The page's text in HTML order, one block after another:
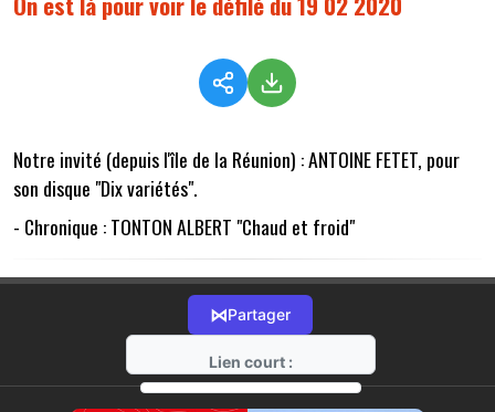
Notre invité (depuis l'île de la Réunion) : ANTOINE FETET, pour
son disque "Dix variétés".
- Chronique : TONTON ALBERT "Chaud et froid"
⋈Partager
Lien court :
https://radio-g.fr?1429